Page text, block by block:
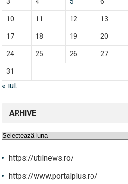
3 4 5 6
10 11 12 13
17 18 19 20
24 25 26 27
31
« iul.
ARHIVE
Arhive
https://utilnews.ro/
https://www.portalplus.ro/